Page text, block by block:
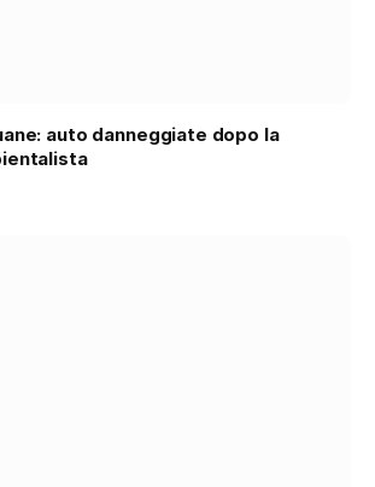
auto danneggiate dopo la